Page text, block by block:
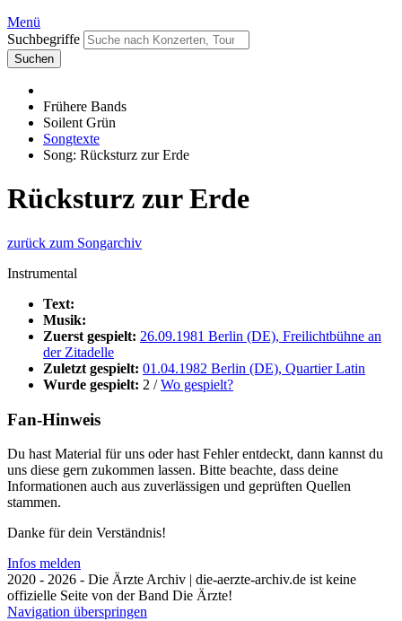
Menü
Suchbegriffe
Suchen
Frühere Bands
Soilent Grün
Songtexte
Song: Rücksturz zur Erde
Rücksturz zur Erde
zurück zum Songarchiv
Instrumental
Text:
Musik:
Zuerst gespielt: 26.09.1981 Berlin (DE), Freilichtbühne an
der Zitadelle
Zuletzt gespielt: 01.04.1982 Berlin (DE), Quartier Latin
Wurde gespielt: 2 /Wo gespielt?
Fan-Hinweis
Du hast Material für uns oder hast Fehler entdeckt, dann kannst du
uns diese gern zukommen lassen. Bitte beachte, dass deine
Informationen auch aus zuverlässigen und geprüften Quellen
stammen.
Danke für dein Verständnis!
Infos melden
2020 - 2026 - Die Ärzte Archiv | die-aerzte-archiv.de ist keine
offizielle Seite von der Band Die Ärzte!
Navigation überspringen